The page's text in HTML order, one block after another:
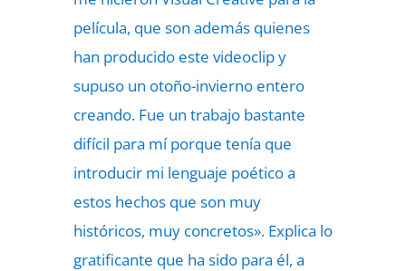
película, que son además quienes
han producido este videoclip y
supuso un otoño-invierno entero
creando. Fue un trabajo bastante
difícil para mí porque tenía que
introducir mi lenguaje poético a
estos hechos que son muy
históricos, muy concretos». Explica lo
gratificante que ha sido para él, a